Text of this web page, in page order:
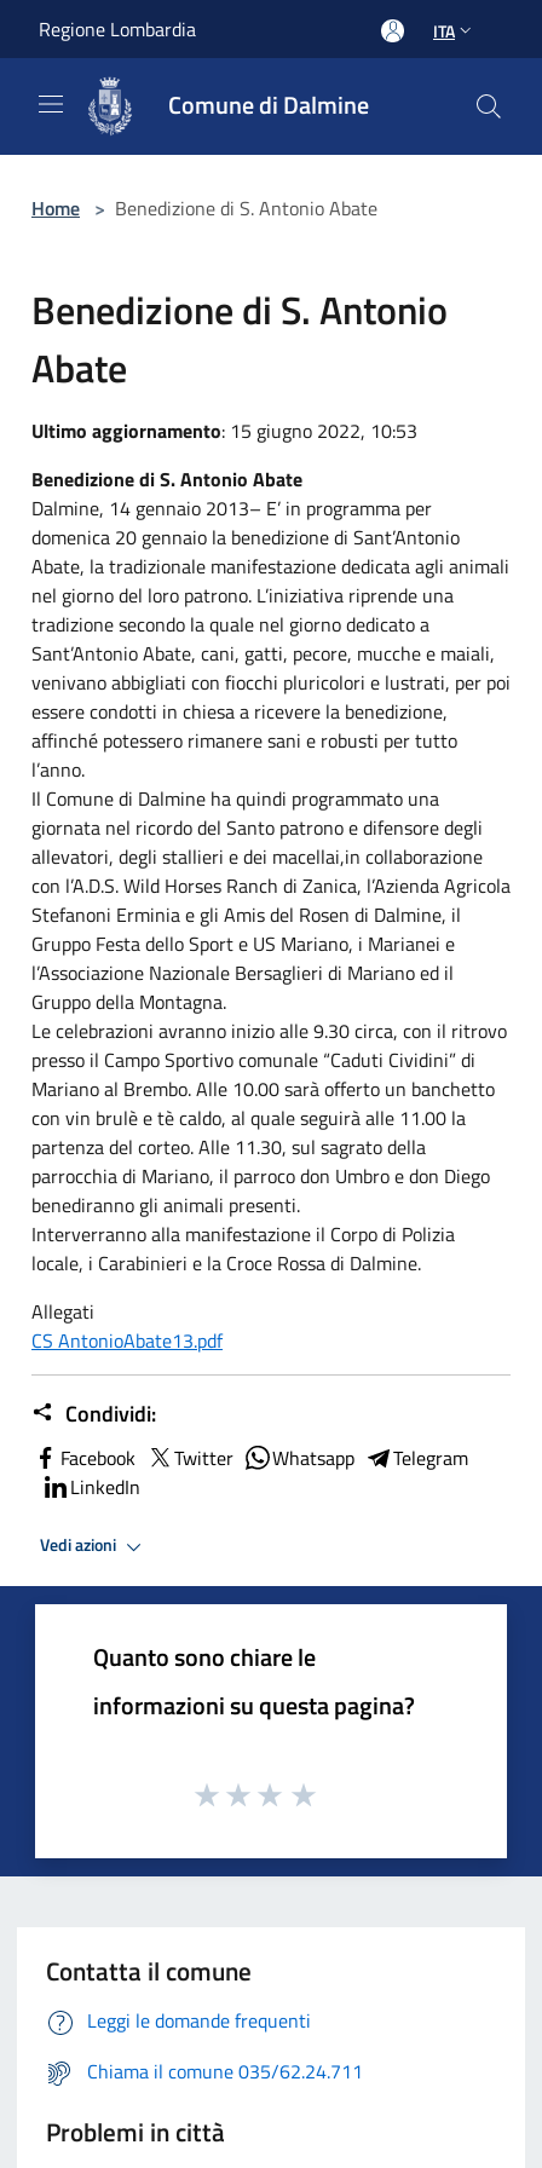
Regione Lombardia ITA
Comune di Dalmine
Home > Benedizione di S. Antonio Abate
Benedizione di S. Antonio
Abate
Ultimo aggiornamento: 15 giugno 2022, 10:53
Benedizione di S. Antonio Abate
Dalmine, 14 gennaio 2013– E’ in programma per
domenica 20 gennaio la benedizione di Sant’Antonio
Abate, la tradizionale manifestazione dedicata agli animali
nel giorno del loro patrono. L’iniziativa riprende una
tradizione secondo la quale nel giorno dedicato a
Sant’Antonio Abate, cani, gatti, pecore, mucche e maiali,
venivano abbigliati con fiocchi pluricolori e lustrati, per poi
essere condotti in chiesa a ricevere la benedizione,
affinché potessero rimanere sani e robusti per tutto
l’anno.
Il Comune di Dalmine ha quindi programmato una
giornata nel ricordo del Santo patrono e difensore degli
allevatori, degli stallieri e dei macellai,in collaborazione
con l’A.D.S. Wild Horses Ranch di Zanica, l’Azienda Agricola
Stefanoni Erminia e gli Amis del Rosen di Dalmine, il
Gruppo Festa dello Sport e US Mariano, i Marianei e
l’Associazione Nazionale Bersaglieri di Mariano ed il
Gruppo della Montagna.
Le celebrazioni avranno inizio alle 9.30 circa, con il ritrovo
presso il Campo Sportivo comunale “Caduti Cividini” di
Mariano al Brembo. Alle 10.00 sarà offerto un banchetto
con vin brulè e tè caldo, al quale seguirà alle 11.00 la
partenza del corteo. Alle 11.30, sul sagrato della
parrocchia di Mariano, il parroco don Umbro e don Diego
benediranno gli animali presenti.
Interverranno alla manifestazione il Corpo di Polizia
locale, i Carabinieri e la Croce Rossa di Dalmine.
Allegati
CS AntonioAbate13.pdf
Condividi:
Facebook Twitter Whatsapp
Telegram
LinkedIn
Vedi azioni
Quanto sono chiare le
informazioni su questa pagina?
Contatta il comune
Leggi le domande frequenti
Chiama il comune 035/62.24.711
Problemi in città